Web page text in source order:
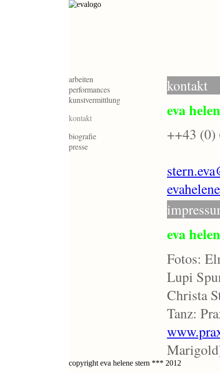
arbeiten
performances
kunstvermittlung
kontakt
biografie
presse
kontakt
eva
++43 (0)
eva
Fotos:
Lupi
Christa
Tanz:
copyright eva helene stern *** 2012